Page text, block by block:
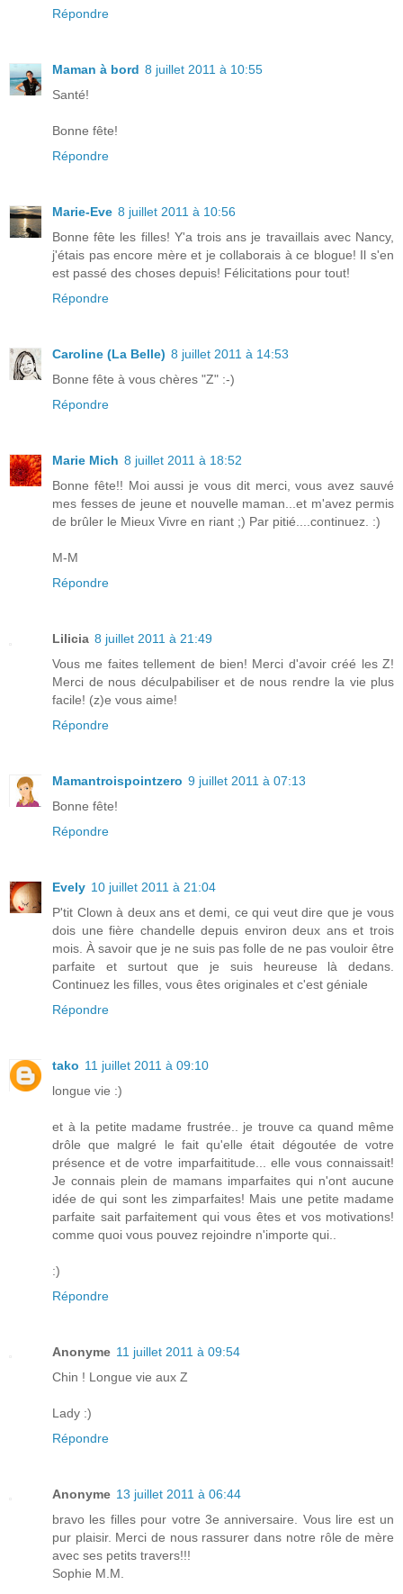
Répondre
Maman à bord 8 juillet 2011 à 10:55
Santé!
Bonne fête!
Répondre
Marie-Eve 8 juillet 2011 à 10:56
Bonne fête les filles! Y'a trois ans je travaillais avec Nancy,
j'étais pas encore mère et je collaborais à ce blogue! Il s'en
est passé des choses depuis! Félicitations pour tout!
Répondre
Caroline (La Belle) 8 juillet 2011 à 14:53
Bonne fête à vous chères "Z" :-)
Répondre
Marie Mich 8 juillet 2011 à 18:52
Bonne fête!! Moi aussi je vous dit merci, vous avez sauvé
mes fesses de jeune et nouvelle maman...et m'avez permis
de brûler le Mieux Vivre en riant ;) Par pitié....continuez. :)
M-M
Répondre
Lilicia 8 juillet 2011 à 21:49
Vous me faites tellement de bien! Merci d'avoir créé les Z!
Merci de nous déculpabiliser et de nous rendre la vie plus
facile! (z)e vous aime!
Répondre
Mamantroispointzero 9 juillet 2011 à 07:13
Bonne fête!
Répondre
Evely 10 juillet 2011 à 21:04
P'tit Clown à deux ans et demi, ce qui veut dire que je vous
dois une fière chandelle depuis environ deux ans et trois
mois. À savoir que je ne suis pas folle de ne pas vouloir être
parfaite et surtout que je suis heureuse là dedans.
Continuez les filles, vous êtes originales et c'est géniale
Répondre
tako 11 juillet 2011 à 09:10
longue vie :)
et à la petite madame frustrée.. je trouve ca quand même
drôle que malgré le fait qu'elle était dégoutée de votre
présence et de votre imparfaititude... elle vous connaissait!
Je connais plein de mamans imparfaites qui n'ont aucune
idée de qui sont les zimparfaites! Mais une petite madame
parfaite sait parfaitement qui vous êtes et vos motivations!
comme quoi vous pouvez rejoindre n'importe qui..
:)
Répondre
Anonyme 11 juillet 2011 à 09:54
Chin ! Longue vie aux Z
Lady :)
Répondre
Anonyme 13 juillet 2011 à 06:44
bravo les filles pour votre 3e anniversaire. Vous lire est un
pur plaisir. Merci de nous rassurer dans notre rôle de mère
avec ses petits travers!!!
Sophie M.M.